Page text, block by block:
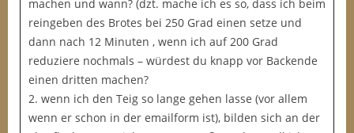
machen und wann? (dzt. mache ich es so, dass ich beim
reingeben des Brotes bei 250 Grad einen setze und
dann nach 12 Minuten , wenn ich auf 200 Grad
reduziere nochmals – würdest du knapp vor Backende
einen dritten machen?
2. wenn ich den Teig so lange gehen lasse (vor allem
wenn er schon in der emailform ist), bilden sich an der